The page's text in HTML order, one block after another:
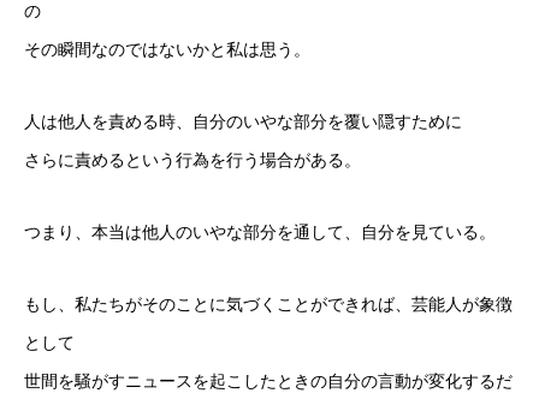
の
その瞬間なのではないかと私は思う。
人は他人を責める時、自分のいやな部分を覆い隠すために
さらに責めるという行為を行う場合がある。
つまり、本当は他人のいやな部分を通して、自分を見ている。
もし、私たちがそのことに気づくことができれば、芸能人が象徴
として
世間を騒がすニュースを起こしたときの自分の言動が変化するだ